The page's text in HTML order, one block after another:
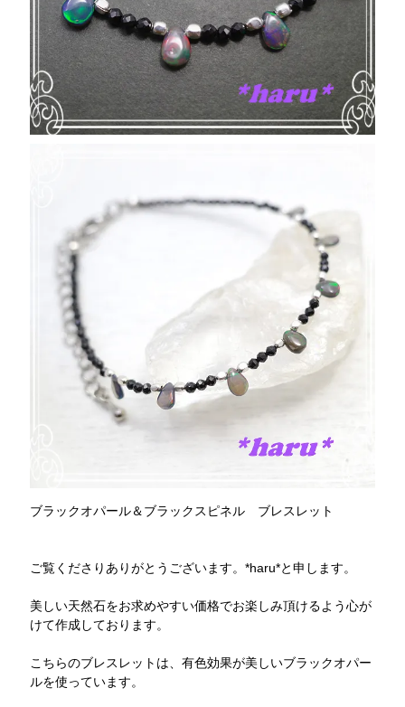
ブラックオパール＆ブラックスピネル ブレスレット
ご覧くださりありがとうございます。*haru*と申します。
美しい天然石をお求めやすい価格でお楽しみ頂けるよう心が
けて作成しております。
こちらのブレスレットは、有色効果が美しいブラックオパー
ルを使っています。